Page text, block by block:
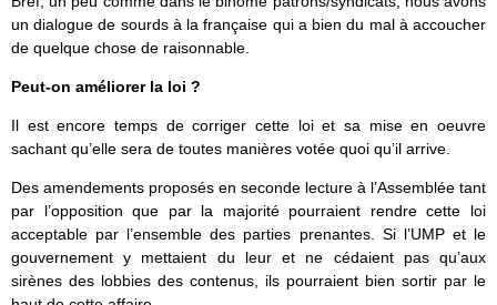
un dialogue de sourds à la française qui a bien du mal à accoucher
de quelque chose de raisonnable.
Peut-on améliorer la loi ?
Il est encore temps de corriger cette loi et sa mise en oeuvre
sachant qu’elle sera de toutes manières votée quoi qu’il arrive.
Des amendements proposés en seconde lecture à l’Assemblée tant
par l’opposition que par la majorité pourraient rendre cette loi
acceptable par l’ensemble des parties prenantes. Si l’UMP et le
gouvernement y mettaient du leur et ne cédaient pas qu’aux
sirènes des lobbies des contenus, ils pourraient bien sortir par le